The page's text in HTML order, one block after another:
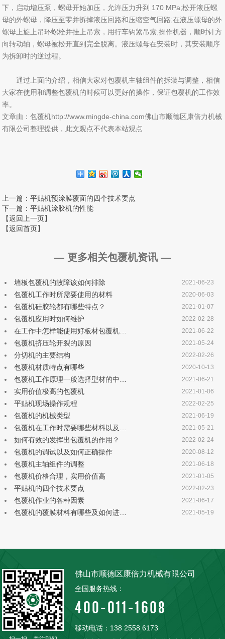
下，启动增压泵，螺母开始加压，允许压力升到 170 MPa;松开液压螺
母的外螺母，降压至零并拆掉液压回路和压缩空气回路;在液压螺母的外
螺母上旋上吊环螺栓并挂上吊索，用行车钩紧吊索;操作机器，顺时针方
向转动轴，螺母被松开直到完全脱离。液压螺母在安装时，其安装顺序
为拆卸时的逆过程。
通过上面的介绍，相信大家对包覆机主轴组件的拆装与调整，相信
大家在使用和调整包覆机的时候可以更好的操作，保证包覆机的工作效
率。
文章由：包覆机http://www.mingde-china.com佛山市顺德区康倍力机械
有限公司整理提供，此文观点不代表本站观点
上一篇 ：平贴机预涂膜覆面的四个技术要点
下一篇 ：平贴机涂胶机的性能
【返回上一页】
【返回首页】
— 更多相关包覆机资讯 —
墙板包覆机的故障该如何排除 2021-06-23
包覆机工作时所需要使用的材料 2020-06-03
包覆机硅胶轮都有哪些特点？ 2021-01-07
包覆机应用时如何维护 2022-02-28
在工作中怎样能使用好板材包覆机… 2021-06-22
包覆机挤压轮开裂的原因 2021-05-24
分切机的主要结构 2022-02-26
包覆机材质特点有哪些 2020-10-13
包覆机工作原理一般选择型材的中… 2021-06-21
实用价值极高的包覆机 2021-01-06
平贴机现场操作规程 2022-02-25
包覆机的机械类型 2021-06-19
包覆机在工作时需要哪些材料以及… 2021-05-21
如何有效的发挥出包覆机的作用？ 2022-02-24
包覆机的调试以及如何正确操作 2020-08-12
包覆机主轴组件的调整 2021-06-18
包覆机价格合理，实用价值高 2021-01-05
平贴机的四个技术要点 2022-02-23
包覆机作业的各种因素 2021-06-17
包覆机的覆膜材料有哪些及如何进… 2021-05-19
佛山市顺德区康倍力机械有限公司
全国服务热线：
400-011-1608
移动电话：138 2558 6173